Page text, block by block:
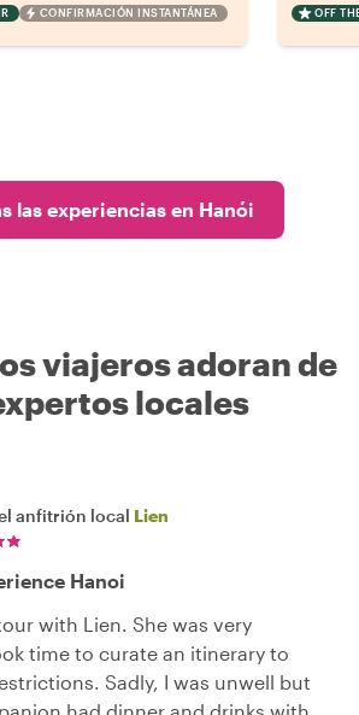
CONFIRMACIÓN INSTANTÁNEA OFF
las experiencias en Hanói
viajeros adoran de
locales
anfitrión local Lien
Hanoi
with Lien. She was very
time to curate an itinerary to
Sadly, I was unwell but
had dinner and drinks with